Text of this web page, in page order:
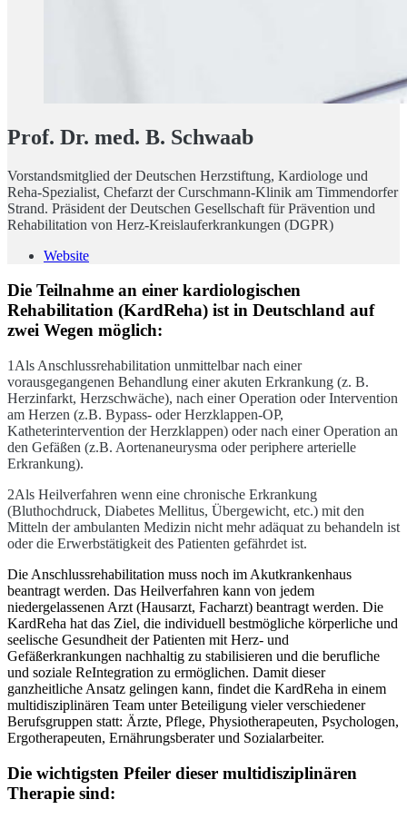
Prof. Dr. med. B. Schwaab
Vorstandsmitglied der Deutschen Herzstiftung, Kardiologe und
Reha-Spezialist, Chefarzt der Curschmann-Klinik am Timmendorfer
Strand. Präsident der Deutschen Gesellschaft für Prävention und
Rehabilitation von Herz-Kreislauferkrankungen (DGPR)
Website
Die Teilnahme an einer kardiologischen
Rehabilitation (KardReha) ist in Deutschland auf
zwei Wegen möglich:
1Als Anschlussrehabilitation unmittelbar nach einer
vorausgegangenen Behandlung einer akuten Erkrankung (z. B.
Herzinfarkt, Herzschwäche), nach einer Operation oder Intervention
am Herzen (z.B. Bypass- oder Herzklappen-OP,
Katheterintervention der Herzklappen) oder nach einer Operation an
den Gefäßen (z.B. Aortenaneurysma oder periphere arterielle
Erkrankung).
2Als Heilverfahren wenn eine chronische Erkrankung
(Bluthochdruck, Diabetes Mellitus, Übergewicht, etc.) mit den
Mitteln der ambulanten Medizin nicht mehr adäquat zu behandeln ist
oder die Erwerbstätigkeit des Patienten gefährdet ist.
Die Anschlussrehabilitation muss noch im Akutkrankenhaus
beantragt werden. Das Heilverfahren kann von jedem
niedergelassenen Arzt (Hausarzt, Facharzt) beantragt werden. Die
KardReha hat das Ziel, die individuell bestmögliche körperliche und
seelische Gesundheit der Patienten mit Herz- und
Gefäßerkrankungen nachhaltig zu stabilisieren und die berufliche
und soziale ReIntegration zu ermöglichen. Damit dieser
ganzheitliche Ansatz gelingen kann, findet die KardReha in einem
multidisziplinären Team unter Beteiligung vieler verschiedener
Berufsgruppen statt: Ärzte, Pflege, Physiotherapeuten, Psychologen,
Ergotherapeuten, Ernährungsberater und Sozialarbeiter.
Die wichtigsten Pfeiler dieser multidisziplinären
Therapie sind: